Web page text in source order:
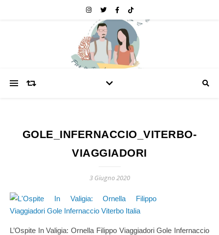
GOLE_INFERNACCIO_VITERBO-
VIAGGIADORI
3 Giugno 2020
L’Ospite In Valigia: Ornella Filippo Viaggiadori Gole Infernaccio